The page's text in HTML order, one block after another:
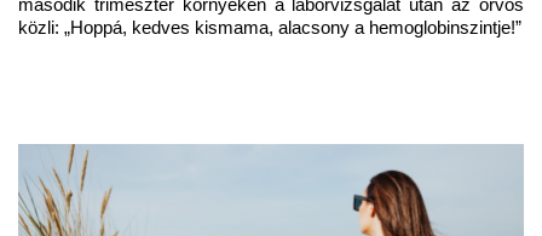
második trimeszter környékén a laborvizsgálat után az orvos
közli: „Hoppá, kedves kismama, alacsony a hemoglobinszintje!”